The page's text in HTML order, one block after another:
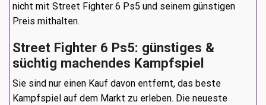
nicht mit Street Fighter 6 Ps5 und seinem günstigen
Preis mithalten.
Street Fighter 6 Ps5: günstiges &
süchtig machendes Kampfspiel
Sie sind nur einen Kauf davon entfernt, das beste
Kampfspiel auf dem Markt zu erleben. Die neueste